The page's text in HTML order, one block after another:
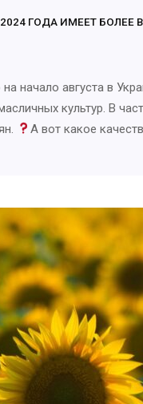
ГОДА ИМЕЕТ
начало августа в
культур. В
А вот какое